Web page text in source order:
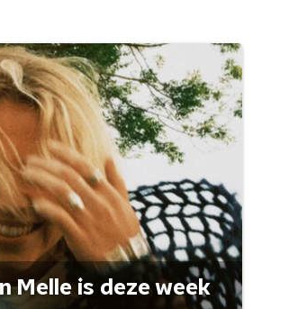
Melle is deze week